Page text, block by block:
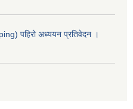
पहिरो अध्ययन प्रतिवेदन ।